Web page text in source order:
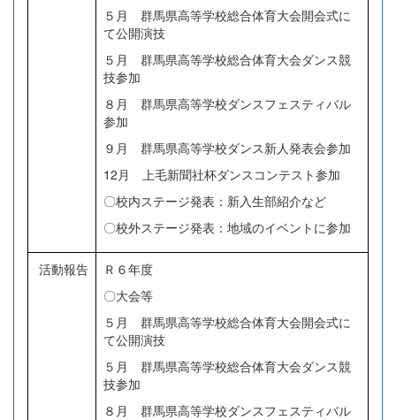
５月 群馬県高等学校総合体育大会開会式に
て公開演技
５月 群馬県高等学校総合体育大会ダンス競
技参加
８月 群馬県高等学校ダンスフェスティバル
参加
９月 群馬県高等学校ダンス新人発表会参加
12月 上毛新聞社杯ダンスコンテスト参加
〇校内ステージ発表：新入生部紹介など
〇校外ステージ発表：地域のイベントに参加
活動報告
Ｒ６年度
〇大会等
５月 群馬県高等学校総合体育大会開会式に
て公開演技
５月 群馬県高等学校総合体育大会ダンス競
技参加
８月 群馬県高等学校ダンスフェスティバル